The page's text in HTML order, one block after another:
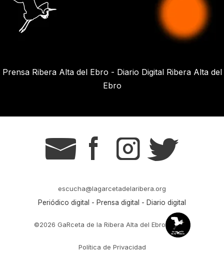
Prensa Ribera Alta del Ebro - Diario Digital Ribera Alta del
Ebro
g s t r
escucha@lagarcetadelaribera.org
Periódico digital - Prensa digital - Diario digital
©2026 GaRceta de la Ribera Alta del Ebro
Política de Privacidad